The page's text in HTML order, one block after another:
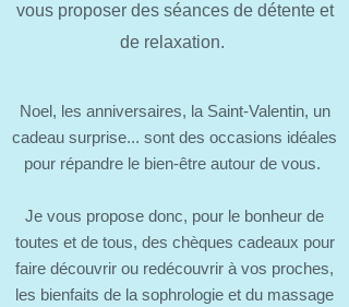
vous proposer des séances de détente et
de relaxation.
Noel, les anniversaires, la Saint-Valentin, un
cadeau surprise... sont des occasions idéales
pour répandre le bien-être autour de vous.
Je vous propose donc, pour le bonheur de
toutes et de tous, des chèques cadeaux pour
faire découvrir ou redécouvrir à vos proches,
les bienfaits de la sophrologie et du massage